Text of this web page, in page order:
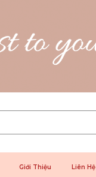
Giới Thiệu Liên Hệ